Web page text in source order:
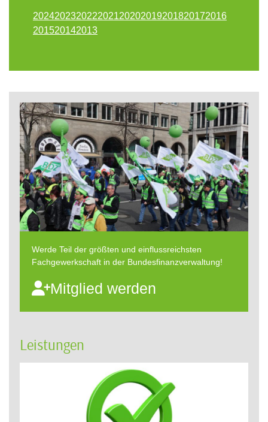
202420232022202120202019201820172016
201520142013
Werde Teil der größten und einflussreichsten
Fachgewerkschaft in der Bundesfinanzverwaltung!
Mitglied werden
Leistungen